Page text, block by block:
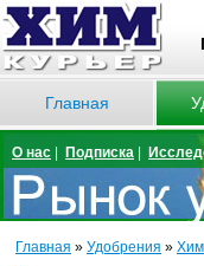
Главная
О нас Подписка
Главная » Удобрения »